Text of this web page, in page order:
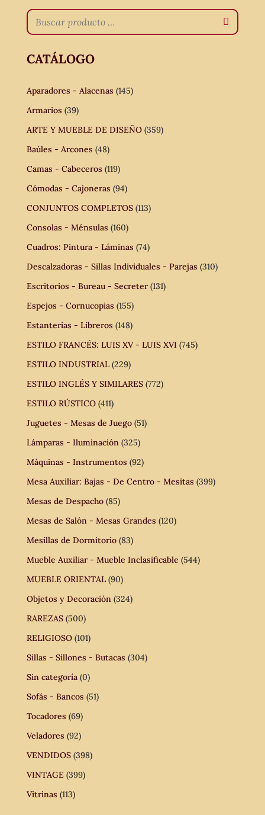
CATÁLOGO
Aparadores - Alacenas (145)
Armarios (39)
ARTE Y MUEBLE DE DISEÑO (359)
Baúles - Arcones (48)
Camas - Cabeceros (119)
Cómodas - Cajoneras (94)
CONJUNTOS COMPLETOS (113)
Consolas - Ménsulas (160)
Cuadros: Pintura - Láminas (74)
Descalzadoras - Sillas Individuales - Parejas (310)
Escritorios - Bureau - Secreter (131)
Espejos - Cornucopias (155)
Estanterías - Libreros (148)
ESTILO FRANCÉS: LUIS XV - LUIS XVI (745)
ESTILO INDUSTRIAL (229)
ESTILO INGLÉS Y SIMILARES (772)
ESTILO RÚSTICO (411)
Juguetes - Mesas de Juego (51)
Lámparas - Iluminación (325)
Máquinas - Instrumentos (92)
Mesa Auxiliar: Bajas - De Centro - Mesitas (399)
Mesas de Despacho (85)
Mesas de Salón - Mesas Grandes (120)
Mesillas de Dormitorio (83)
Mueble Auxiliar - Mueble Inclasificable (544)
MUEBLE ORIENTAL (90)
Objetos y Decoración (324)
RAREZAS (500)
RELIGIOSO (101)
Sillas - Sillones - Butacas (304)
Sin categoría (0)
Sofás - Bancos (51)
Tocadores (69)
Veladores (92)
VENDIDOS (398)
VINTAGE (399)
Vitrinas (113)